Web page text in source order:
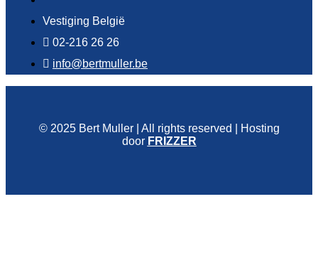
Vestiging België
02-216 26 26
info@bertmuller.be
© 2025 Bert Muller | All rights reserved | Hosting
door FRIZZER